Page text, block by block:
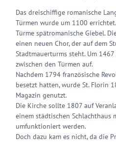
Das dreischiffige romanische
Türmen wurde um 1100
Türme spätromanische Giebel.
einen neuen Chor, der auf dem
Stadtmauerturms steht. Um
zwischen den Türmen auf.
Nachdem 1794 französische
besetzt hatten, wurde St. Florin
Magazin genutzt.
Die Kirche sollte 1807 auf
einem städtischen Schlachthaus
umfunktioniert werden.
Doch dazu kam es nicht, da die